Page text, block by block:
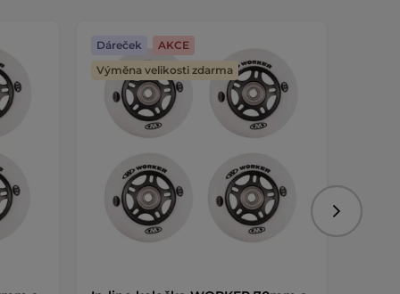
Dáreček
AKCE
Výměna velikosti zdarma